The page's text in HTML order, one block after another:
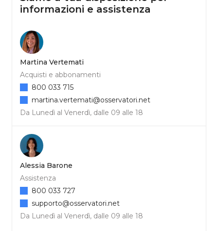
informazioni e assistenza
Martina Vertemati
Acquisti e abbonamenti
Da Lunedì al Venerdì, dalle 09 alle 18
800 033 715
martina.vertemati@osservatori.net
Alessia Barone
Assistenza
Da Lunedì al Venerdì, dalle 09 alle 18
800 033 727
supporto@osservatori.net